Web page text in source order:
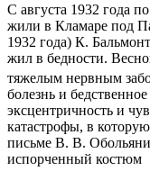
С августа 1932 года
жили в Кламаре под
1932 года) К.
жил в бедности.
тяжелым нервным
болезнь и
эксцентричность и
катастрофы, в
письме В. В.
испорченный костюм